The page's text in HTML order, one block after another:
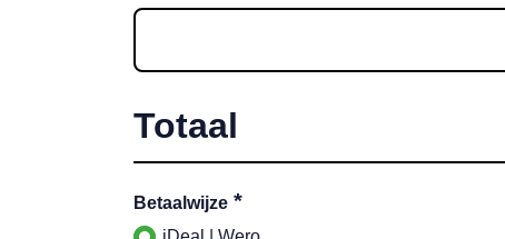
Totaal
Betaalwijze *